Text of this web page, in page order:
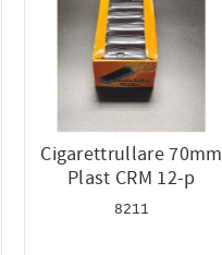
Cigarettrullare 70mm
Plast CRM 12-p
8211